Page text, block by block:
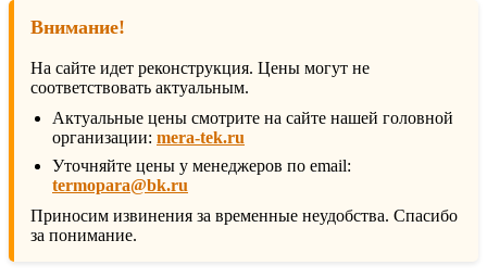
Внимание!
На сайте идет реконструкция. Цены могут не
соответствовать актуальным.
Актуальные цены смотрите на сайте нашей головной
организации: mera-tek.ru
Уточняйте цены у менеджеров по email:
termopara@bk.ru
Приносим извинения за временные неудобства. Спасибо
за понимание.